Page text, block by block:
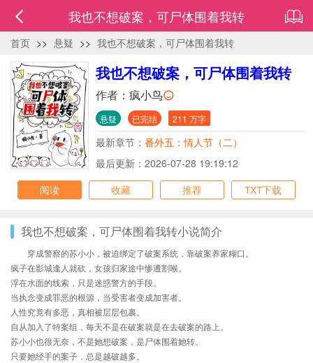
我也不想破案，可尸体围着我转
首页 >> 悬疑 >> 我也不想破案，可尸体围着我转
我也不想破案，可尸体围着我转
作者： 疯小鸟
悬疑 已完结 211 万字
最新章节： 番外五：情人节（二）
最后更新：2026-07-28 19:19:12
阅读
收藏 推荐 TXT下载
我也不想破案，可尸体围着我转小说简介
穿成警察的苏小小，被迫绑定了破案系统，靠破案养家糊口。
疯子在影城逢人就砍，女孩归家途中惨遭割喉。
浮在水面的线索，只是迷惑警方的手段。
当执念变成罪恶的根源，当受害者变成加害者。
人性究竟有多恶，真相被层层包裹。
自从加入了特案组，每天不是在破案就是在去破案的路上。
苏小小也很无奈，不是她想破案，是尸体围着她转。
只要她经手的案子，总是越破越多。